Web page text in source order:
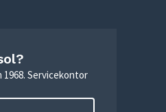
1968. Servicekontor